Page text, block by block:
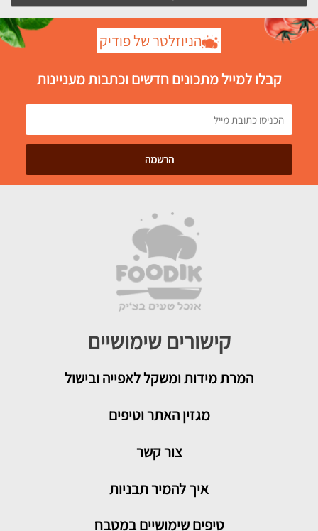
הניוזלטר של פודיק
קבלו למייל מתכונים חדשים וכתבות מעניינות
קישורים שימושיים
המרת מידות ומשקל לאפייה ובישול
מגזין האתר וטיפים
צור קשר
איך להמיר תבניות
טיפים שימושיים במטבח